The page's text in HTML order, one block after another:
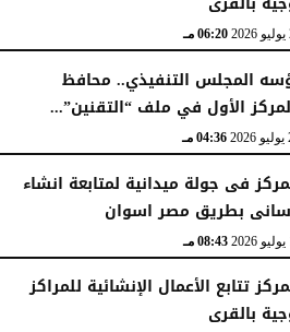
06:20 مـ
المجلس التنفيذي.. محافظ
الأول في ملف “التقنين”...
04:36 مـ
فى جولة ميدانية لمتابعة انشاء
بطريق مصر اسوان
08:43 مـ
تتابع الأعمال الإنشائية للمراكز
بالقرى